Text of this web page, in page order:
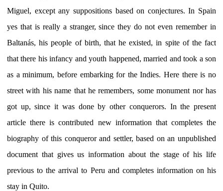
Miguel, except any suppositions based on conjectures. In Spain
yes that is really a stranger, since they do not even remember in
Baltanás, his people of birth, that he existed, in spite of the fact
that there his infancy and youth happened, married and took a son
as a minimum, before embarking for the Indies. Here there is no
street with his name that he remembers, some monument nor has
got up, since it was done by other conquerors. In the present
article there is contributed new information that completes the
biography of this conqueror and settler, based on an unpublished
document that gives us information about the stage of his life
previous to the arrival to Peru and completes information on his
stay in Quito.